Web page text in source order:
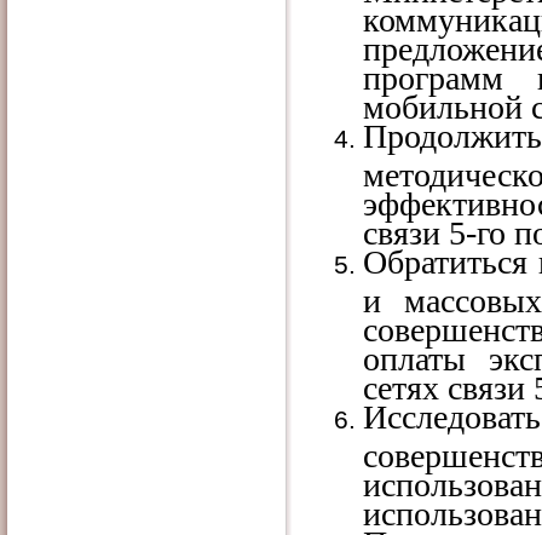
программ
мобильной
связи 5-го
и
оплаты
сетях связи